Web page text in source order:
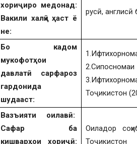
хориҷиро медонад:
Вакили халқӣҳаст ё
не:
русӣ, англисӣ
Бо кадом
мукофотҳои
давлатӣ сарфароз
гардонида
шудааст:
Тоҷикистон
Вазъияти оилавӣ:
Сафар ба
кишварҳои хориҷӣ:
Оиладор
Тоҷикистон